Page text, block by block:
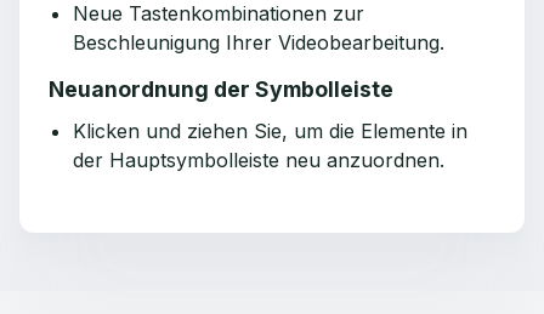
Neue Tastenkombinationen zur
Beschleunigung Ihrer Videobearbeitung.
Neuanordnung der Symbolleiste
Klicken und ziehen Sie, um die Elemente in
der Hauptsymbolleiste neu anzuordnen.